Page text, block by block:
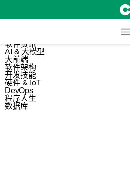
软件资讯
AI & 大模型
大前端
软件架构
开发技能
硬件 & IoT
DevOps
程序人生
数据库